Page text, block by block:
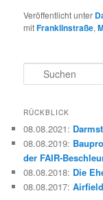
Veröffentlicht unter
mitFranklinstraße,
u
h
n
RÜCKBLICK
08.08.2021:
08.08.2019:
der FAIR-
08.08.2018: Die
08.08.2017: